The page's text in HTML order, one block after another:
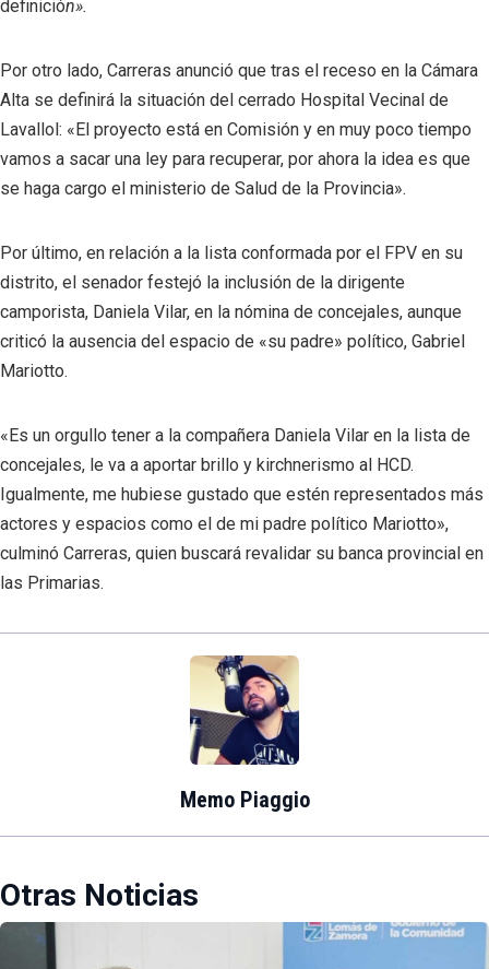
definición».
Por otro lado, Carreras anunció que tras el receso en la Cámara
Alta se definirá la situación del cerrado Hospital Vecinal de
Lavallol: «El proyecto está en Comisión y en muy poco tiempo
vamos a sacar una ley para recuperar, por ahora la idea es que
se haga cargo el ministerio de Salud de la Provincia».
Por último, en relación a la lista conformada por el FPV en su
distrito, el senador festejó la inclusión de la dirigente
camporista, Daniela Vilar, en la nómina de concejales, aunque
criticó la ausencia del espacio de «su padre» político, Gabriel
Mariotto.
«Es un orgullo tener a la compañera Daniela Vilar en la lista de
concejales, le va a aportar brillo y kirchnerismo al HCD.
Igualmente, me hubiese gustado que estén representados más
actores y espacios como el de mi padre político Mariotto»,
culminó Carreras, quien buscará revalidar su banca provincial en
las Primarias.
Memo Piaggio
Otras Noticias